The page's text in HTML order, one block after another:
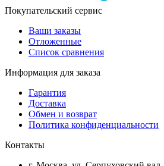
Покупательский сервис
Ваши заказы
Отложенные
Список сравнения
Информация для заказа
Гарантия
Доставка
Обмен и возврат
Политика конфиденциальности
Контакты